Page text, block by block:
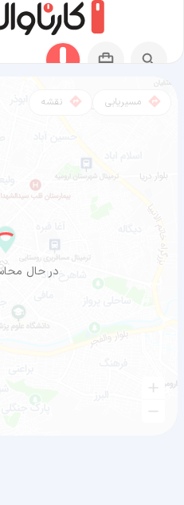
مسیریابی نقشه
در حال
مسیر بندر لنگه به ارومیه